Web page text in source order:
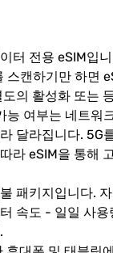
터 전용 eSIM입
스캔하기만 하면
도의 활성화 또는
능 여부는 네트워
달라집니다. 5G
라 eSIM을 통해
패키지입니다.
속도 - 일일 사